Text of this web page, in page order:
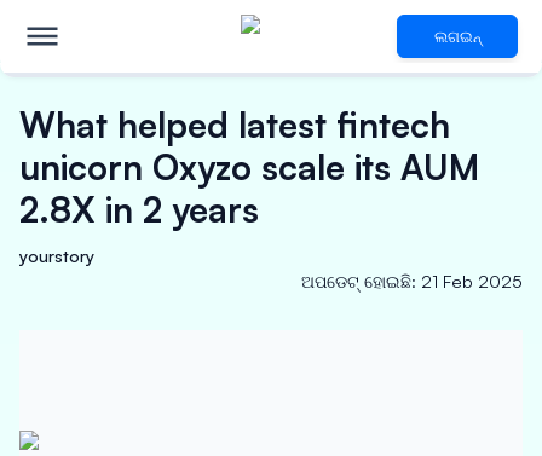
ଲଗଇନ୍
What helped latest fintech
unicorn Oxyzo scale its AUM
2.8X in 2 years
yourstory
ଅପଡେଟ୍ ହୋଇଛି: 21 Feb 2025